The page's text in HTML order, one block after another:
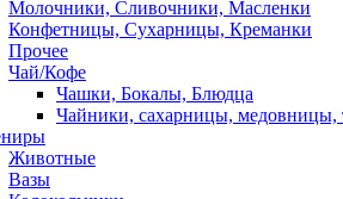
Молочники, Сливочники, Масленки
Конфетницы, Сухарницы, Креманки
Прочее
Чай/Кофе
Чашки, Бокалы, Блюдца
Чайники, сахарницы, медовницы,
Животные
Вазы